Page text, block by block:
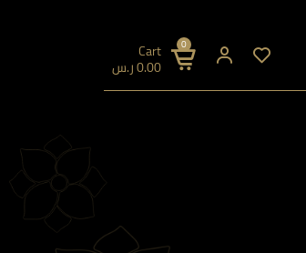
0
Cart
0.00ر.س